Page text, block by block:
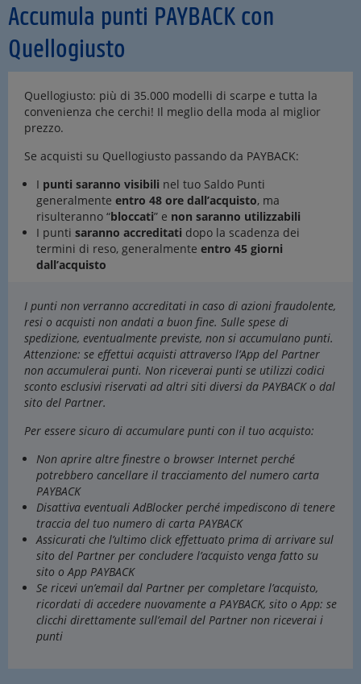
Accumula punti PAYBACK con
Quellogiusto
Quellogiusto: più di 35.000 modelli di scarpe e tutta la
convenienza che cerchi! Il meglio della moda al miglior
prezzo.
Se acquisti su Quellogiusto passando da PAYBACK:
I punti saranno visibili nel tuo Saldo Punti
generalmente entro 48 ore dall’acquisto, ma
risulteranno “bloccati” e non saranno utilizzabili
I punti saranno accreditati dopo la scadenza dei
termini di reso, generalmente entro 45 giorni
dall’acquisto
I punti non verranno accreditati in caso di azioni fraudolente,
resi o acquisti non andati a buon fine. Sulle spese di
spedizione, eventualmente previste, non si accumulano punti.
Attenzione: se effettui acquisti attraverso l’App del Partner
non accumulerai punti. Non riceverai punti se utilizzi codici
sconto esclusivi riservati ad altri siti diversi da PAYBACK o dal
sito del Partner.
Per essere sicuro di accumulare punti con il tuo acquisto:
Non aprire altre finestre o browser Internet perché
potrebbero cancellare il tracciamento del numero carta
PAYBACK
Disattiva eventuali AdBlocker perché impediscono di tenere
traccia del tuo numero di carta PAYBACK
Assicurati che l’ultimo click effettuato prima di arrivare sul
sito del Partner per concludere l’acquisto venga fatto su
sito o App PAYBACK
Se ricevi un’email dal Partner per completare l’acquisto,
ricordati di accedere nuovamente a PAYBACK, sito o App: se
clicchi direttamente sull’email del Partner non riceverai i
punti